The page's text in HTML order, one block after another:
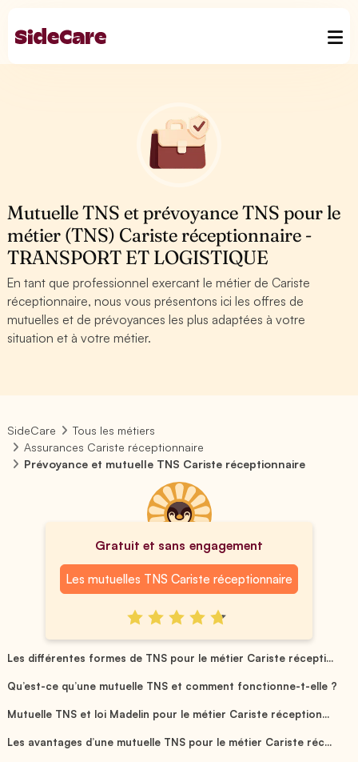
Mutuelle TNS et prévoyance TNS pour le
métier (TNS) Cariste réceptionnaire -
TRANSPORT ET LOGISTIQUE
En tant que professionnel exercant le métier de Cariste
réceptionnaire, nous vous présentons ici les offres de
mutuelles et de prévoyances les plus adaptées à votre
situation et à votre métier.
SideCare
Tous les métiers
Assurances Cariste réceptionnaire
Prévoyance et mutuelle TNS Cariste réceptionnaire
Gratuit et sans engagement
Les mutuelles TNS Cariste réceptionnaire
Les différentes formes de TNS pour le métier Cariste récepti...
Qu’est-ce qu’une mutuelle TNS et comment fonctionne-t-elle ?
Mutuelle TNS et loi Madelin pour le métier Cariste réception...
Les avantages d’une mutuelle TNS pour le métier Cariste réc...